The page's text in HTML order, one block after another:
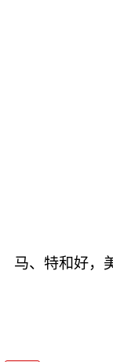
马、特和好，